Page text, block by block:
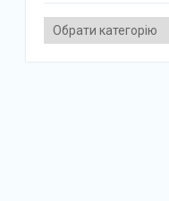
Категорії